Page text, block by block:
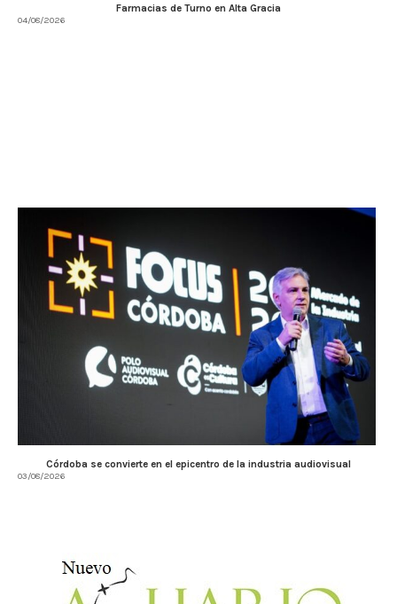
Farmacias de Turno en Alta Gracia
04/08/2026
Córdoba se convierte en el epicentro de la industria audiovisual
03/08/2026